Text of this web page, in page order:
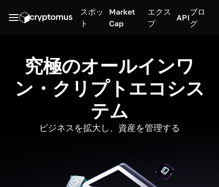
スポッ
ト
Market
Cap
エクス
プ
API
ブロ
グ
究極のオールインワ
ン・クリプトエコシス
テム
ビジネスを拡大し、資産を管理する